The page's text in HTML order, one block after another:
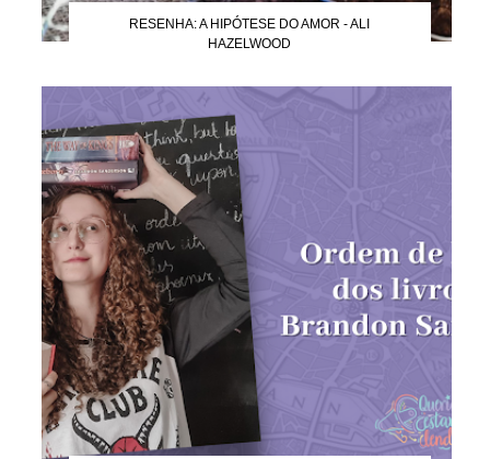
RESENHA: A HIPÓTESE DO AMOR - ALI
HAZELWOOD